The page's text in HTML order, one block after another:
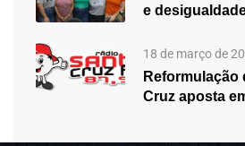
e
18 de março de
Reformulação
Cruz aposta